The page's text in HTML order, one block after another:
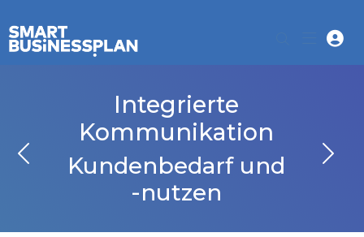
Integrierte
Kommunikation
Kundenbedarf und
-nutzen